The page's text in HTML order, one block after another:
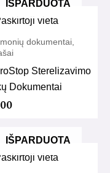
IŠPARDUOTA
dokumentai,
Sterelizavimo
Dokumentai
IŠPARDUOTA